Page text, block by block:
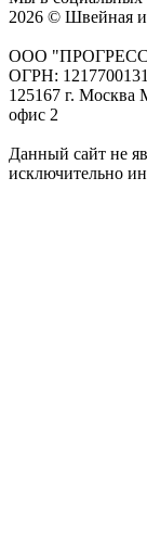
2026 © Швейная и
ООО
ОГРН:
125167 г. Москва
офис 2
Данный сайт не
исключительно